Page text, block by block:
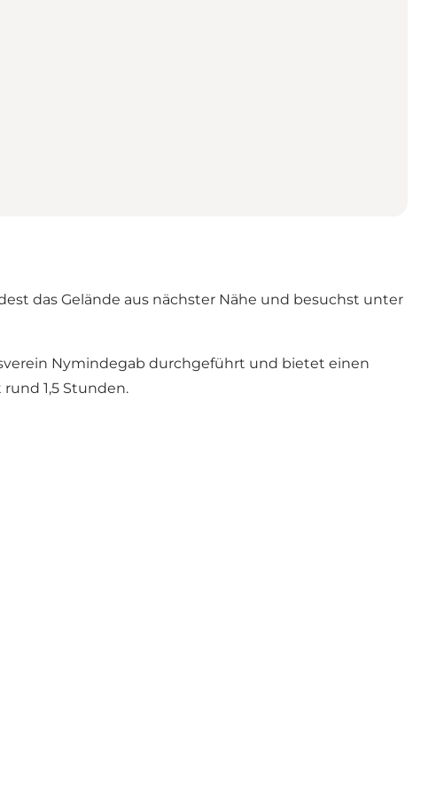
das Gelände aus nächster Nähe und besuchst unter
Nymindegab durchgeführt und bietet einen
1,5 Stunden.